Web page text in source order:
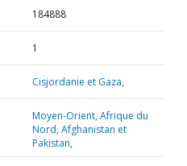
184888
1
Cisjordanie et Gaza,
Moyen-Orient, Afrique du
Nord, Afghanistan et
Pakistan,